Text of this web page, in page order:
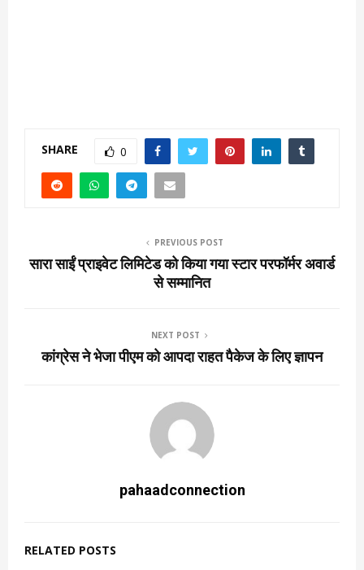
SHARE 0
PREVIOUS POST
सारा साईं प्राइवेट लिमिटेड को किया गया स्टार परफॉर्मर अवार्ड
से सम्मानित
NEXT POST
कांग्रेस ने भेजा पीएम को आपदा राहत पैकेज के लिए ज्ञापन
pahaadconnection
RELATED POSTS